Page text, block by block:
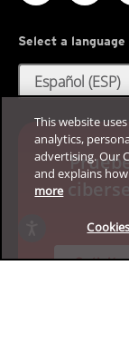
Select a language
Español (ESP)
Solicite
This website
analytics,
advertising. Our
and explains
more